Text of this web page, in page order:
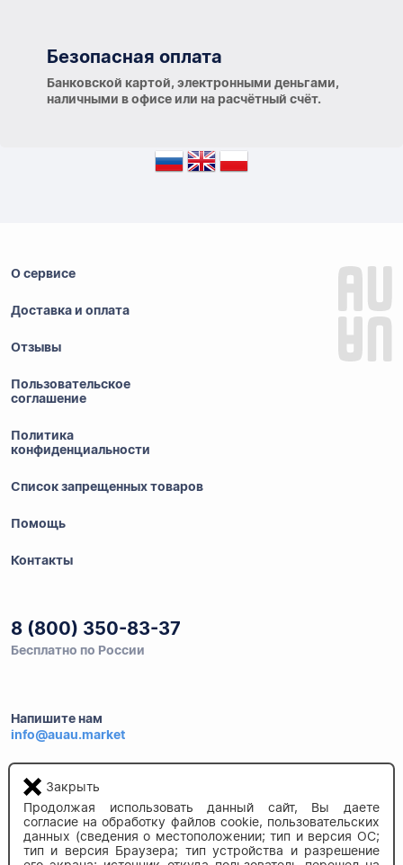
Безопасная оплата
Банковской картой, электронными деньгами,
наличными в офисе или на расчётный счёт.
О сервисе
Доставка и оплата
Отзывы
Пользовательское
соглашение
Политика
конфиденциальности
Список запрещенных товаров
Помощь
Контакты
8 (800) 350-83-37
Бесплатно по России
Напишите нам
info@auau.market
236027, г.Калининград
ул.Калязинская 6, оф. 2
Закрыть
Продолжая использовать данный сайт, Вы даете
согласие на обработку файлов cookie, пользовательских
данных (сведения о местоположении; тип и версия ОС;
тип и версия Браузера; тип устройства и разрешение